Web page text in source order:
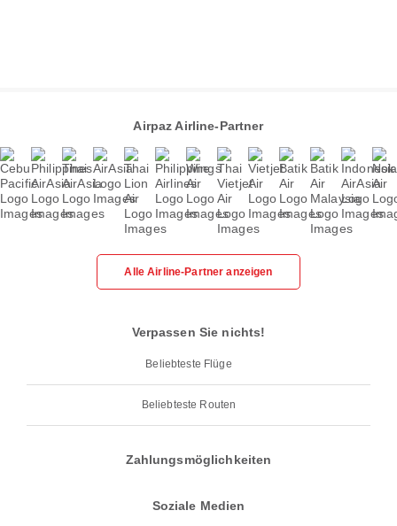
Airpaz Airline-Partner
Alle Airline-Partner anzeigen
Verpassen Sie nichts!
Beliebteste Flüge
Beliebteste Routen
Zahlungsmöglichkeiten
Soziale Medien